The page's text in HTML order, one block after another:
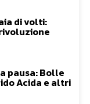
di volti:
pausa: Bolle
Acida e altri